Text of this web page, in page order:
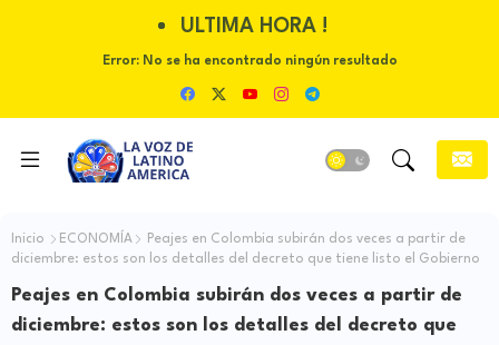
ULTIMA HORA !
Error:No se ha encontrado ningún resultado
Inicio ECONOMÍA
Peajes en Colombia subirán dos veces a partir de
diciembre: estos son los detalles del decreto que tiene listo el Gobierno
Peajes en Colombia subirán dos veces a partir de
diciembre: estos son los detalles del decreto que